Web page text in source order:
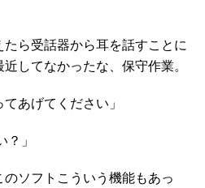
ら受話器から耳を話すことに
してなかったな、保守作業。
あげてください」
」
ソフトこういう機能もあっ